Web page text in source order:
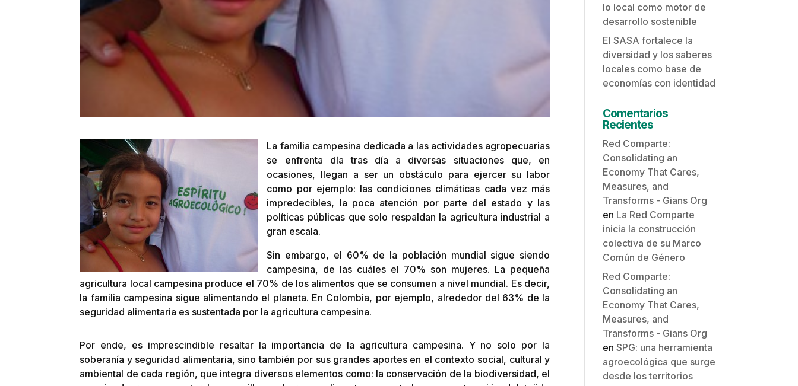
La familia campesina dedicada a las actividades agropecuarias
se enfrenta día tras día a diversas situaciones que, en
ocasiones, llegan a ser un obstáculo para ejercer su labor
como por ejemplo: las condiciones climáticas cada vez más
impredecibles, la poca atención por parte del estado y las
políticas públicas que solo respaldan la agricultura industrial a
gran escala.
Sin embargo, el 60% de la población mundial sigue siendo
campesina, de las cuáles el 70% son mujeres. La pequeña
agricultura local campesina produce el 70% de los alimentos que se consumen a nivel mundial. Es decir,
la familia campesina sigue alimentando el planeta. En Colombia, por ejemplo, alrededor del 63% de la
seguridad alimentaria es sustentada por la agricultura campesina.
Por ende, es imprescindible resaltar la importancia de la agricultura campesina. Y no solo por la
soberanía y seguridad alimentaria, sino también por sus grandes aportes en el contexto social, cultural y
ambiental de cada región, que integra diversos elementos como: la conservación de la biodiversidad, el
lo local como motor de
desarrollo sostenible
El SASA fortalece la
diversidad y los saberes
locales como base de
economías con identidad
Comentarios
Recientes
Red Comparte:
Consolidating an
Economy That Cares,
Measures, and
Transforms - Gians Org
en La Red Comparte
inicia la construcción
colectiva de su Marco
Común de Género
Red Comparte:
Consolidating an
Economy That Cares,
Measures, and
Transforms - Gians Org
enSPG: una herramienta
agroecológica que surge
desde los territorios